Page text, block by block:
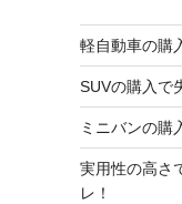
軽自動車の購
SUVの購入で
ミニバンの購
実用性の高さ
レ！